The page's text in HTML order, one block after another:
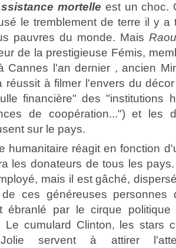
mortelle est un choc.
le tremblement de terre il y
pauvres du monde. Mais
de la prestigieuse Fémis,
Cannes l'an dernier , ancien
réussit à filmer l'envers du
financière" des "institutions
de coopération...") et les
sur le pays.
humanitaire réagit en fonction
les donateurs de tous les
mais il est gâché,
ces généreuses
ébranlé par le cirque
Le cumulard Clinton, les stars
servent à attirer